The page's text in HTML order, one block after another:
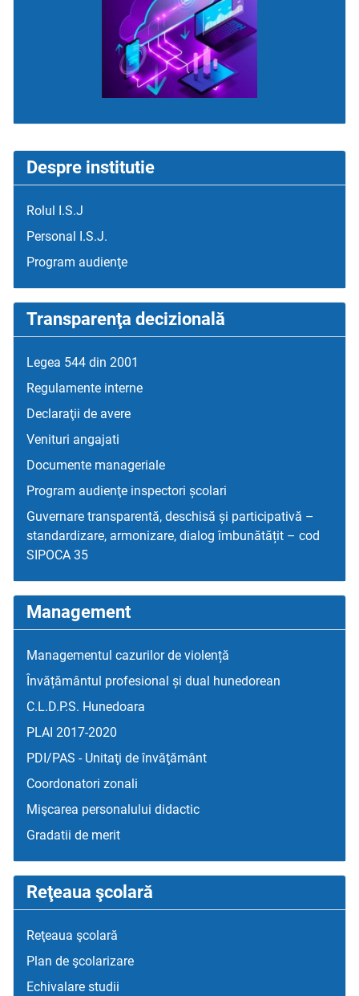
Despre institutie
Rolul I.S.J
Personal I.S.J.
Program audienţe
Transparenţa decizională
Legea 544 din 2001
Regulamente interne
Declaraţii de avere
Venituri angajati
Documente manageriale
Program audienţe inspectori școlari
Guvernare transparentă, deschisă și participativă –
standardizare, armonizare, dialog îmbunătățit – cod
SIPOCA 35
Management
Managementul cazurilor de violență
Învățământul profesional și dual hunedorean
C.L.D.P.S. Hunedoara
PLAI 2017-2020
PDI/PAS - Unitaţi de învăţământ
Coordonatori zonali
Mişcarea personalului didactic
Gradatii de merit
Reţeaua şcolară
Reţeaua şcolară
Plan de şcolarizare
Echivalare studii